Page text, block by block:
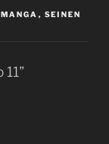
MANGA , SEINEN